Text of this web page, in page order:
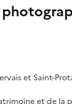
et Saint-
et de la